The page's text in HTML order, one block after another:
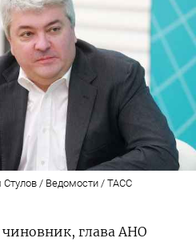
/ Ведомости / ТАСС
глава АНО